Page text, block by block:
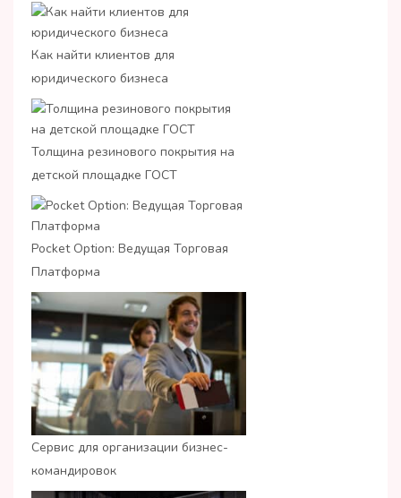
Как найти клиентов для
юридического бизнеса
Толщина резинового покрытия на
детской площадке ГОСТ
Pocket Option: Ведущая Торговая
Платформа
Сервис для организации бизнес-
командировок